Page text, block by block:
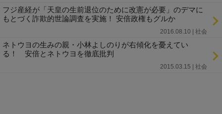
フジ産経が「天皇の生前退位のために改憲が必要」のデマに
もとづく詐欺的世論調査を実施！ 安倍政権もグルか
2016.08.10 | 社会
ネトウヨの生みの親・小林よしのりが右傾化を憂えてい
る！ 安倍とネトウヨを徹底批判
2015.03.15 | 社会